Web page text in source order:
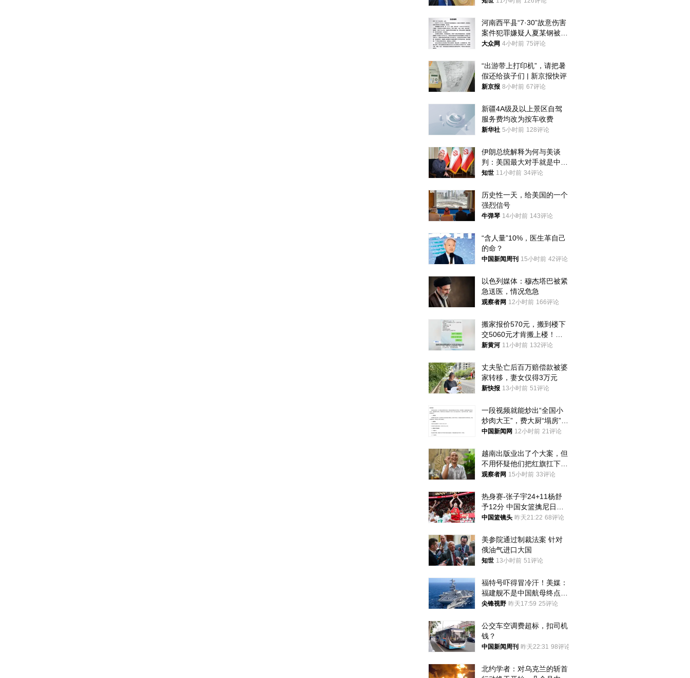
河南西平县“7·30”故意伤害
案件犯罪嫌疑人夏某钢被抓
获
大众网 4小时前 75评论
“出游带上打印机”，请把暑
假还给孩子们 | 新京报快评
新京报 8小时前 67评论
新疆4A级及以上景区自驾
服务费均改为按车收费
新华社 5小时前 128评论
伊朗总统解释为何与美谈
判：美国最大对手就是中
国，但他们也在对话
知世 11小时前 34评论
历史性一天，给美国的一个
强烈信号
牛弹琴 14小时前 143评论
“含人量”10%，医生革自己
的命？
中国新闻周刊 15小时前 42评论
以色列媒体：穆杰塔巴被紧
急送医，情况危急
观察者网 12小时前 166评论
搬家报价570元，搬到楼下
交5060元才肯搬上楼！女
子傻眼了……
新黄河 11小时前 132评论
丈夫坠亡后百万赔偿款被婆
家转移，妻女仅得3万元
新快报 13小时前 51评论
一段视频就能炒出“全国小
炒肉大王”，费大厨“塌房”了
吗？
中国新闻网 12小时前 21评论
越南出版业出了个大案，但
不用怀疑他们把红旗扛下去
的决心
观察者网 15小时前 33评论
热身赛-张子宇24+11杨舒
予12分 中国女篮擒尼日利
亚
中国篮镜头 昨天21:22 68评论
美参院通过制裁法案 针对
俄油气进口大国
知世 13小时前 51评论
福特号吓得冒冷汗！美媒：
福建舰不是中国航母终点，
而是新起点！
尖锋视野 昨天17:59 25评论
公交车空调费超标，扣司机
钱？
中国新闻周刊 昨天22:31 98评论
北约学者：对乌克兰的斩首